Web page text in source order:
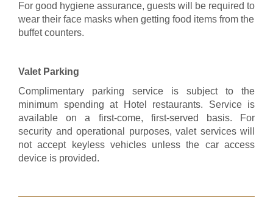
For good hygiene assurance, guests will be required to
wear their face masks when getting food items from the
buffet counters.
Valet Parking
Complimentary parking service is subject to the
minimum spending at Hotel restaurants. Service is
available on a first-come, first-served basis. For
security and operational purposes, valet services will
not accept keyless vehicles unless the car access
device is provided.